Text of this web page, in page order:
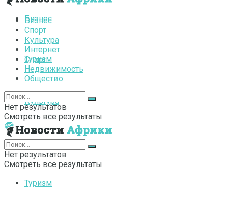
Бизнес
Спорт
Культура
Интернет
Туризм
Бизнес
Спорт
Культура
Интернет
Туризм
Недвижимость
Общество
Нет результатов
Смотреть все результаты
Нет результатов
Смотреть все результаты